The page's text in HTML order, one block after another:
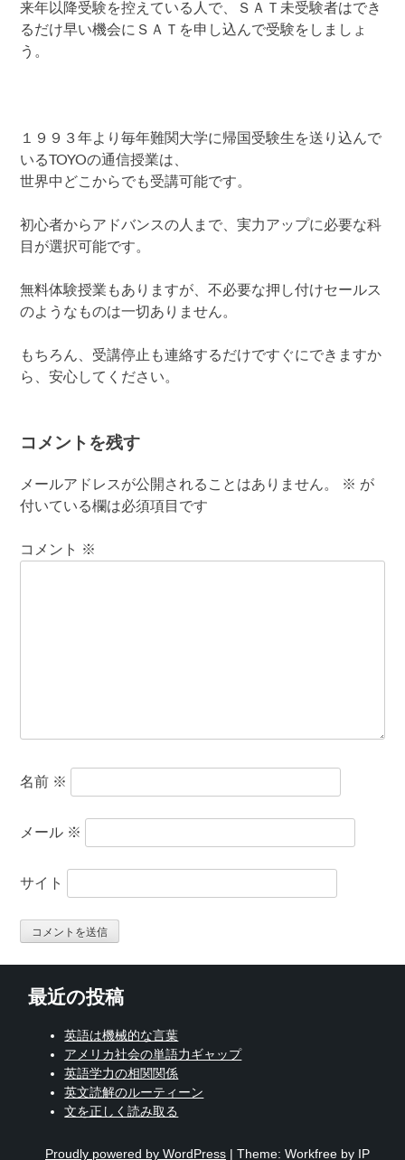
来年以降受験を控えている人で、ＳＡＴ未受験者はでき
るだけ早い機会にＳＡＴを申し込んで受験をしましょ
う。
１９９３年より毎年難関大学に帰国受験生を送り込んで
いるTOYOの通信授業は、
世界中どこからでも受講可能です。
初心者からアドバンスの人まで、実力アップに必要な科
目が選択可能です。
無料体験授業もありますが、不必要な押し付けセールス
のようなものは一切ありません。
もちろん、受講停止も連絡するだけですぐにできますか
ら、安心してください。
コメントを残す
メールアドレスが公開されることはありません。 ※ が
付いている欄は必須項目です
コメント ※
名前 ※
メール ※
サイト
最近の投稿
英語は機械的な言葉
アメリカ社会の単語力ギャップ
英語学力の相関関係
英文読解のルーティーン
文を正しく読み取る
Proudly powered by WordPress | Theme: Workfree by IP